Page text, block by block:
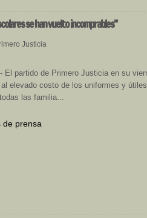
se han vuelto incomprables”
Justicia
El partido de Primero Justicia en su
elevado costo de los uniformes y útiles
las familia...
de prensa